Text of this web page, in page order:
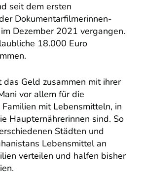
seit dem ersten
Dokumentarfilmerinnen-
Dezember 2021 vergangen.
18.000 Euro
das Geld zusammen mit ihrer
vor allem für die
mit Lebensmitteln, in
Haupternährerinnen sind. So
Städten und
Lebensmittel an
verteilen und halfen bisher